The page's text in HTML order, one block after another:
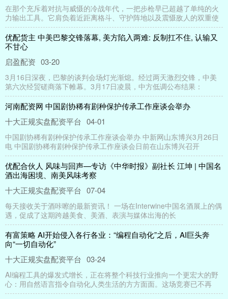
在那个充斥着对抗与威慑的冷战年代，一把步枪早已超越了单纯的火
力输出工具。它肩负着近距离格斗、守护阵地以及震慑敌人的双重使
优配货主 中美巴黎交锋落幕, 美方陷入两难: 反制扛不住, 认输又
不甘心
启盈配资 03-20
3月16日深夜，巴黎的谈判会场灯光渐熄。经过两天激烈交锋，中美
第六次经贸磋商落下帷幕。3月17日凌晨，中方低调公布结果：
河南配资网 中国剧协稀有剧种保护传承工作座谈会举办
十大正规实盘配资平台 04-01
中国剧协稀有剧种保护传承工作座谈会举办 中新网山东博兴3月26日
电 中国剧协稀有剧种保护传承工作座谈会日前在山东博兴召开
优配合伙人 风味与回声—专访《中华时报》副社长 江坤 | 中国名
酒出海困境、南美风味考察
十大正规实盘配资平台 07-04
每天接收关于酒咔嚓的最新资讯！ 一场在Interwine中国名酒展上的偶
遇，促成了这期跨越美食、美酒、表演与媒体出海的长
有富策略 AI开始侵入各行各业：“编程自动化”之后，AI巨头奔
向“一切自动化”
十大正规实盘配资平台 03-24
AI编程工具的爆发式增长，正在将整个科技行业推向一个更宏大的野
心：用自然语言指令自动化人类生活的方方面面。这场竞赛已不再